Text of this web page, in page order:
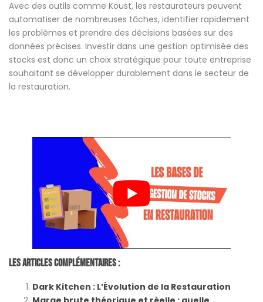
Avec des outils comme Koust, les restaurateurs peuvent
automatiser de nombreuses tâches, identifier rapidement
les problèmes et prendre des décisions basées sur des
données précises. Investir dans une gestion optimisée des
stocks est donc un choix stratégique pour toute entreprise
souhaitant se développer durablement dans le secteur de
la restauration.
Les Articles Complémentaires :
Dark Kitchen : L’Évolution de la Restauration